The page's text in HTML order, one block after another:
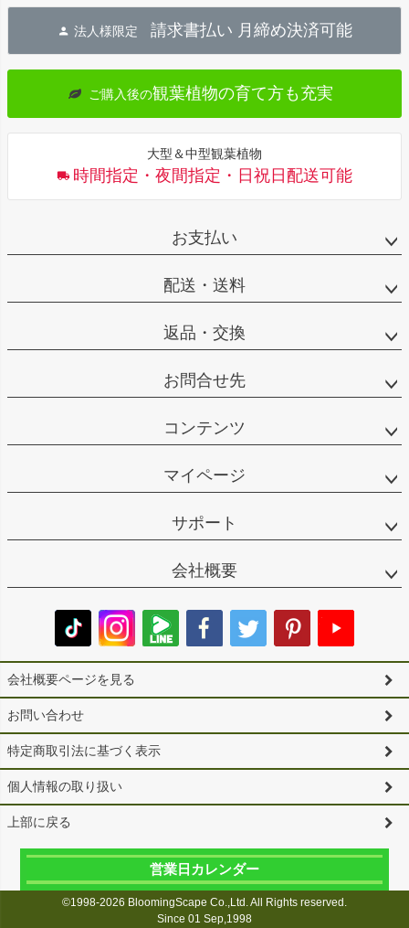
へ
法人様限定 請求書払い 月締め決済可能
ご購入後の観葉植物の育て方も充実
大型＆中型観葉植物
時間指定・夜間指定・日祝日配送可能
お支払い
配送・送料
返品・交換
お問合せ先
コンテンツ
マイページ
サポート
会社概要
会社概要ページを見る
お問い合わせ
特定商取引法に基づく表示
個人情報の取り扱い
上部に戻る
営業日カレンダー
©1998-2026 BloomingScape Co.,Ltd. All Rights reserved.
Since 01 Sep,1998